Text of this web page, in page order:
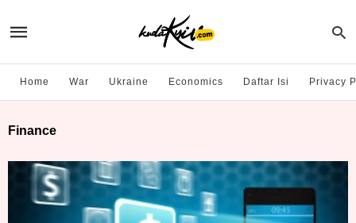
Home War Ukraine Economics Daftar Isi Privacy
Finance